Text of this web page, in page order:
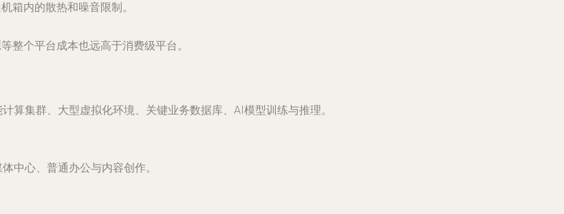
箱内的散热和噪音限制。
整个平台成本也远高于消费级平台。
算集群、大型虚拟化环境、关键业务数据库、AI模型训练与推理。
中心、普通办公与内容创作。